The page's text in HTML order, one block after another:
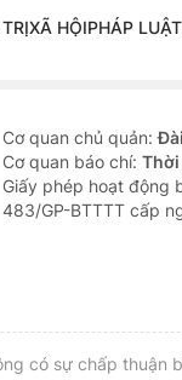
XÃ HỘIPHÁP LUẬT
Cơ quan chủ quản:
Cơ quan báo chí: Thời
Giấy phép hoạt động
483/GP-BTTTT cấp
có sự chấp thuận